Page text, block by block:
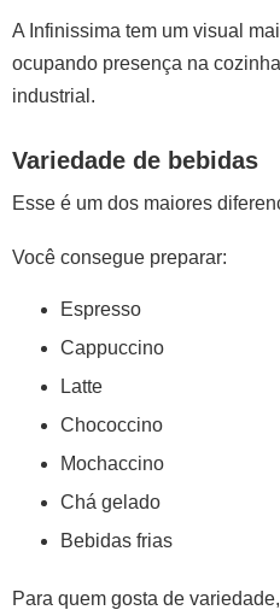
A Infinissima tem um visual
ocupando presença na
industrial.
Variedade de bebidas
Esse é um dos maiores
Você consegue preparar:
Espresso
Cappuccino
Latte
Chococcino
Mochaccino
Chá gelado
Bebidas frias
Para quem gosta de